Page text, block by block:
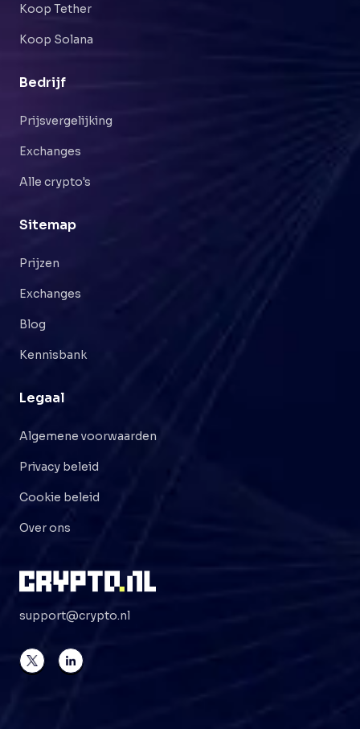
Koop Tether
Koop Solana
Bedrijf
Prijsvergelijking
Exchanges
Alle crypto's
Sitemap
Prijzen
Exchanges
Blog
Kennisbank
Legaal
Algemene voorwaarden
Privacy beleid
Cookie beleid
Over ons
support@crypto.nl